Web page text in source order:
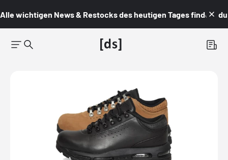
Alle wichtigen News & Restocks des heutigen Tages findest du